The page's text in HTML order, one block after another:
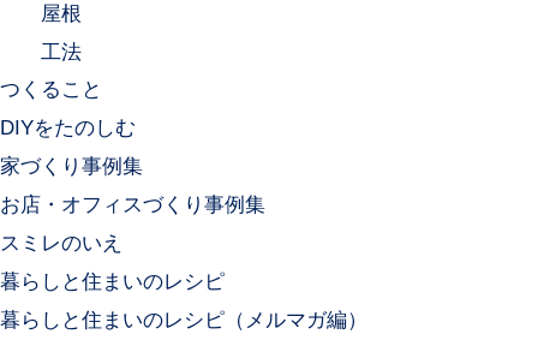
屋根
工法
つくること
DIYをたのしむ
家づくり事例集
お店・オフィスづくり事例集
スミレのいえ
暮らしと住まいのレシピ
暮らしと住まいのレシピ（メルマガ編）